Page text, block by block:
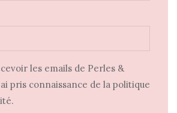
les emails de Perles &
pris connaissance de la politique
de formation, j'ai décidé un jour
que mon diplôme. En 2021,
mes propres bijoux, puisant
dans mon île natale, La
comme une passion personnelle